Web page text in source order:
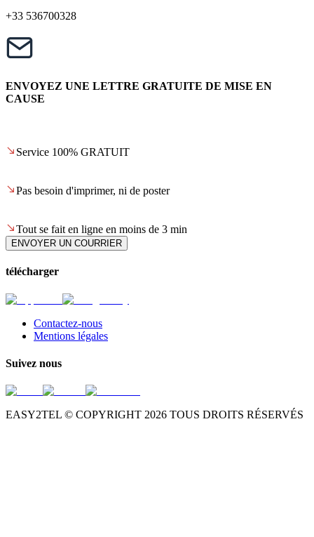
+33 536700328
ENVOYEZ UNE LETTRE GRATUITE DE MISE EN
CAUSE
Service 100% GRATUIT
Pas besoin d'imprimer, ni de poster
Tout se fait en ligne en moins de 3 min
ENVOYER UN COURRIER
télécharger
Contactez-nous
Mentions légales
Suivez nous
EASY2TEL © COPYRIGHT 2026 TOUS DROITS RÉSERVÉS